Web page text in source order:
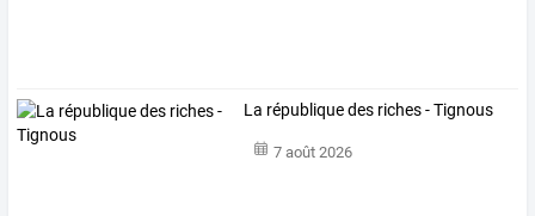
La république des riches - Tignous
7 août 2026